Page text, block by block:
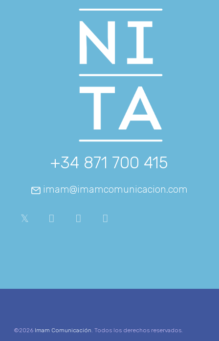
+34 871 700 415
imam@imamcomunicacion.com
©2026 Imam Comunicación. Todos los derechos reservados.